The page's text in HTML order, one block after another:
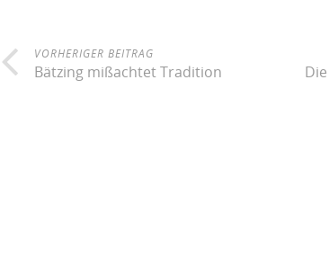
VORHERIGER BEITRAG
Bätzing mißachtet Tradition